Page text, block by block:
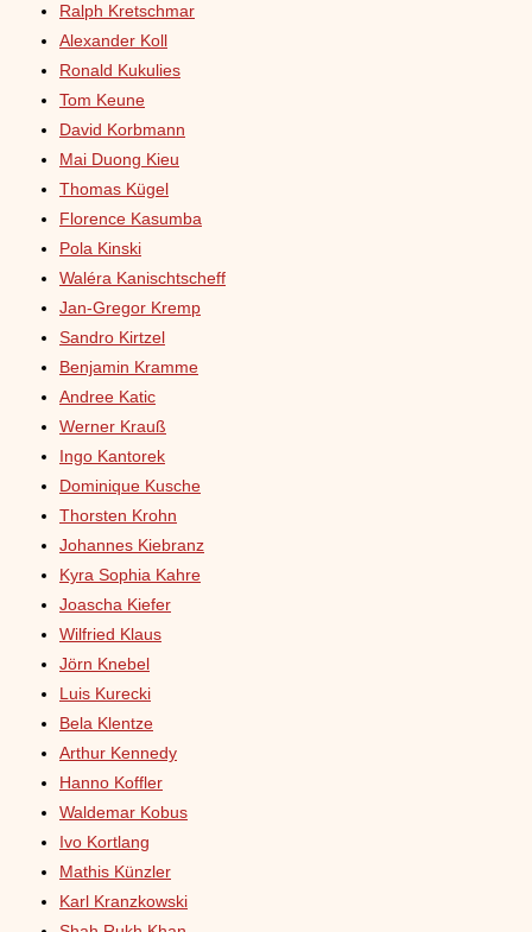
Ralph Kretschmar
Alexander Koll
Ronald Kukulies
Tom Keune
David Korbmann
Mai Duong Kieu
Thomas Kügel
Florence Kasumba
Pola Kinski
Waléra Kanischtscheff
Jan-Gregor Kremp
Sandro Kirtzel
Benjamin Kramme
Andree Katic
Werner Krauß
Ingo Kantorek
Dominique Kusche
Thorsten Krohn
Johannes Kiebranz
Kyra Sophia Kahre
Joascha Kiefer
Wilfried Klaus
Jörn Knebel
Luis Kurecki
Bela Klentze
Arthur Kennedy
Hanno Koffler
Waldemar Kobus
Ivo Kortlang
Mathis Künzler
Karl Kranzkowski